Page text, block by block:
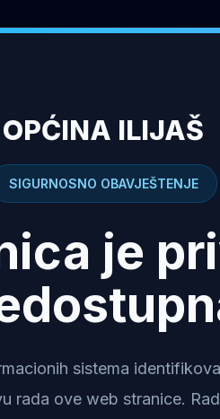
OPĆINA ILIJAŠ
SIGURNOSNO OBAVJEŠTENJE
je
sistema
rada ove web stranice.